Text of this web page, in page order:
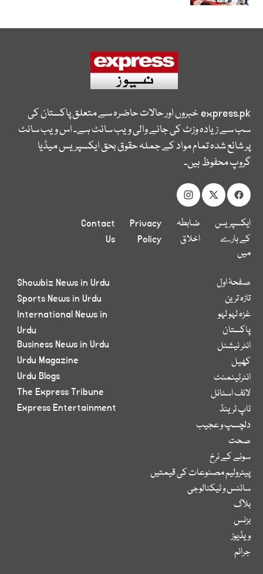
express.pkخبروں اور حالات حاضرہ سے متعلق پاکستان کی
سب سے زیادہ وزٹ کی جانے والی ویب سائٹ ہے۔ اس ویب سائٹ
پر شائع شدہ تمام مواد کے جملہ حقوق بحق ایکسپریس میڈیا
گروپ محفوظ ہیں۔
ایکسپریس
کے بارے
میں
ضابطہ
اخلاق
Privacy
Policy
Contact
Us
صفحۂ اول
تازہ ترین
غزہ لہو لہو
پاکستان
انٹر نیشنل
کھیل
انٹرٹینمنٹ
لائف اسٹائل
ٹاپ ٹرینڈ
دلچسپ و عجیب
صحت
سونے کے نرخ
پیٹرولیم مصنوعات کی قیمتیں
سائنس و ٹیکنالوجی
بلاگ
بزنس
ویڈیوز
جرائم
Showbiz News in Urdu
Sports News in Urdu
International News in
Urdu
Business News in Urdu
Urdu Magazine
Urdu Blogs
The Express Tribune
Express Entertainment